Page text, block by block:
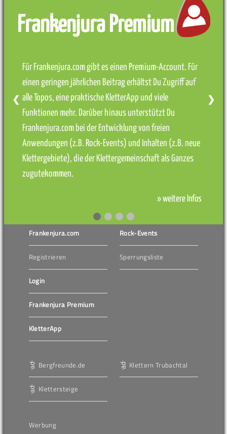
Frankenjura Premium
Für Frankenjura.com gibt es einen Premium-Account. Für
einen geringen jährlichen Beitrag erhältst Du Zugriff auf
alle Topos, eine praktische KletterApp und viele
Funktionen mehr. Darüber hinaus unterstützt Du
Frankenjura.com bei der Entwicklung von freien
Anwendungen (z.B. Rock-Events) und Inhalten (z.B. neue
Klettergebiete), die der Klettergemeinschaft als Ganzes
zugutekommen.
» weitere Infos
❮ ❯
Frankenjura.com
Registrieren
Login
Frankenjura Premium
KletterApp
Rock-Events
Sperrungsliste
Bergfreunde.de
Klettersteige
Klettern Trubachtal
Werbung